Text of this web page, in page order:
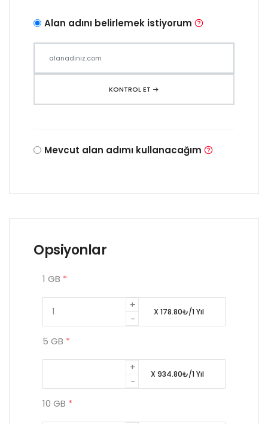
Alan adını belirlemek istiyorum
KONTROL ET
Mevcut alan adımı kullanacağım
Opsiyonlar
1 GB *
X 178.80₺/1 Yıl
5 GB *
X 934.80₺/1 Yıl
10 GB *